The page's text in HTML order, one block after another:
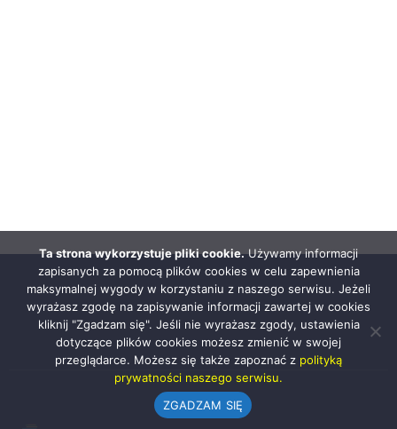
Ta strona wykorzystuje pliki cookie.Używamy informacji
zapisanych za pomocą plików cookies w celu zapewnienia
maksymalnej wygody w korzystaniu z naszego serwisu. Jeżeli
wyrażasz zgodę na zapisywanie informacji zawartej w cookies
kliknij "Zgadzam się". Jeśli nie wyrażasz zgody, ustawienia
dotyczące plików cookies możesz zmienić w swojej
przeglądarce. Możesz się także zapoznać z polityką
prywatności naszego serwisu.
ZGADZAM SIĘ